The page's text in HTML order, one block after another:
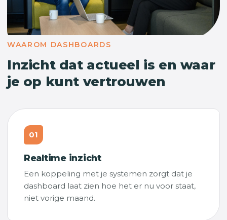
WAAROM DASHBOARDS
Inzicht dat actueel is en waar
je op kunt vertrouwen
01
Realtime inzicht
Een koppeling met je systemen zorgt dat je
dashboard laat zien hoe het er nu voor staat,
niet vorige maand.